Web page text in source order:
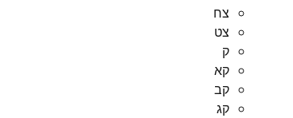
צח
צט
ק
קא
קב
קג